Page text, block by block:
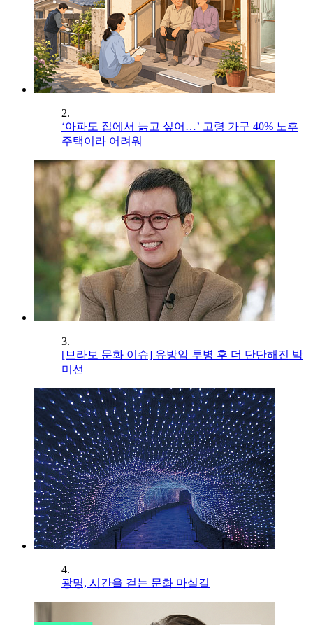
2.
‘아파도 집에서 늙고 싶어…’ 고령 가구 40% 노후
주택이라 어려워
3.
[브라보 문화 이슈] 유방암 투병 후 더 단단해진 박
미선
4.
광명, 시간을 걷는 문화 마실길